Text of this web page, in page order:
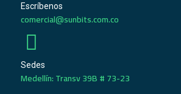
Escríbenos
comercial@sunbits.com.co
Sedes
Medellín: Transv 39B # 73-23